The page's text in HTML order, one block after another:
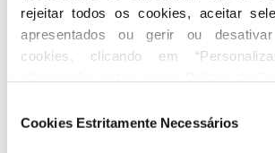
rejeitar todos os cookies, aceitar
apresentados ou gerir ou
cookies, clicando em
deCookies Estritamente Necessários
Sofia Manuela Machado Fernandes
Mariana Ferreira Ribeiro Macedo